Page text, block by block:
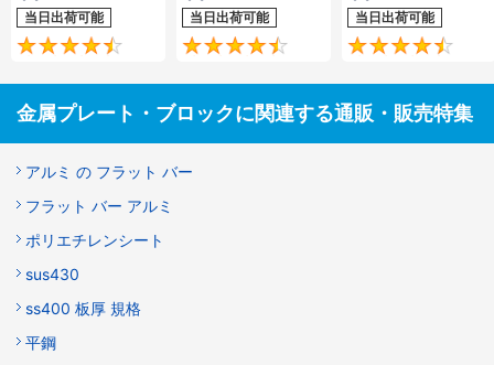
当日出荷可能
4.5
当日出荷可能
4.6
当日出荷可能
金属プレート・ブロックに関連する通販・販売特集
アルミ の フラット バー
フラット バー アルミ
ポリエチレンシート
sus430
ss400 板厚 規格
平鋼